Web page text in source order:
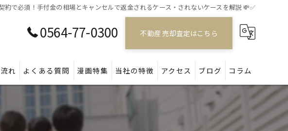
約で必須！手付金の相場とキャンセルで返金されるケース・されないケースを解説 💸✅
0564-77-0300 不動産 売却査定はこちら
れ よくある質問 漫画特集 当社の特徴 アクセス ブログ コラム